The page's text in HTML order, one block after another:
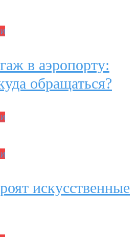
в аэропорту:
обращаться?
искусственные